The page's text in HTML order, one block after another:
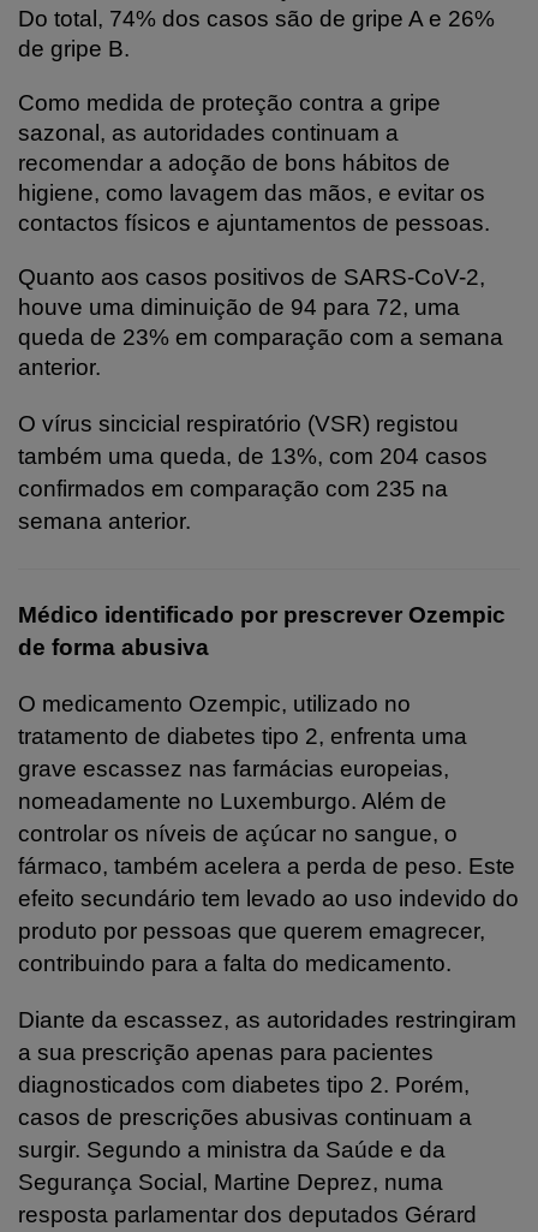
Do total, 74% dos casos são de gripe A e 26%
de gripe B.
Como medida de proteção contra a gripe
sazonal, as autoridades continuam a
recomendar a adoção de bons hábitos de
higiene, como lavagem das mãos, e evitar os
contactos físicos e ajuntamentos de pessoas.
Quanto aos casos positivos de SARS-CoV-2,
houve uma diminuição de 94 para 72, uma
queda de 23% em comparação com a semana
anterior.
O vírus sincicial respiratório (VSR) registou
também uma queda, de 13%, com 204 casos
confirmados em comparação com 235 na
semana anterior.
Médico identificado por prescrever Ozempic
de forma abusiva
O medicamento Ozempic, utilizado no
tratamento de diabetes tipo 2, enfrenta uma
grave escassez nas farmácias europeias,
nomeadamente no Luxemburgo. Além de
controlar os níveis de açúcar no sangue, o
fármaco, também acelera a perda de peso. Este
efeito secundário tem levado ao uso indevido do
produto por pessoas que querem emagrecer,
contribuindo para a falta do medicamento.
Diante da escassez, as autoridades restringiram
a sua prescrição apenas para pacientes
diagnosticados com diabetes tipo 2. Porém,
casos de prescrições abusivas continuam a
surgir. Segundo a ministra da Saúde e da
Segurança Social, Martine Deprez, numa
resposta parlamentar dos deputados Gérard